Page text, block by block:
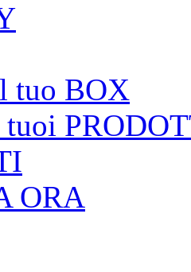
tuo BOX
tuoi
ORA